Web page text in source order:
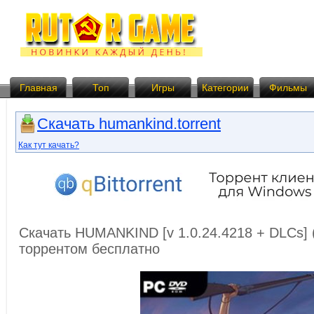
Главная Топ Игры Категории Фильмы
Скачать humankind.torrent
Как тут качать?
Скачать HUMANKIND [v 1.0.24.4218 +
торрентом бесплатно